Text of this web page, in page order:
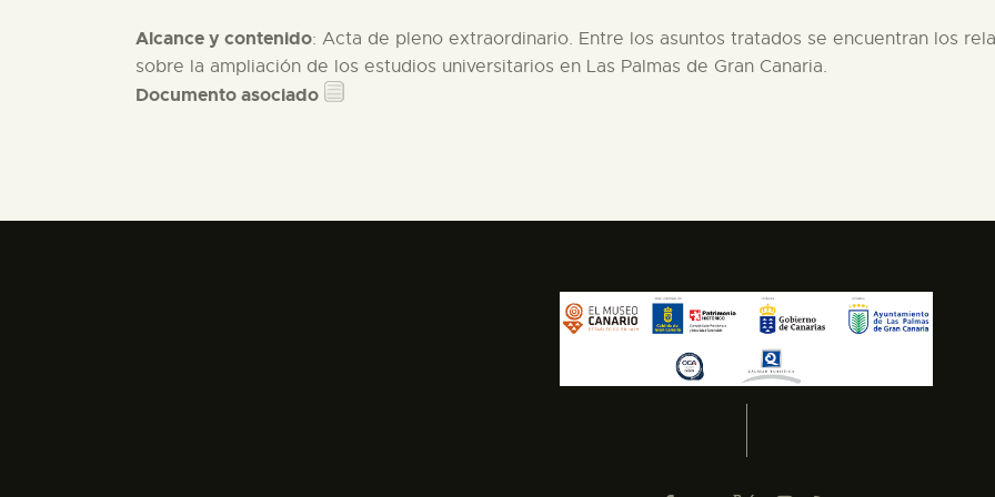
Alcance y contenido: Acta de pleno extraordinario. Entre los asuntos tratados se encuentran los
sobre la ampliación de los estudios universitarios en Las Palmas de Gran Canaria.
Documento asociado